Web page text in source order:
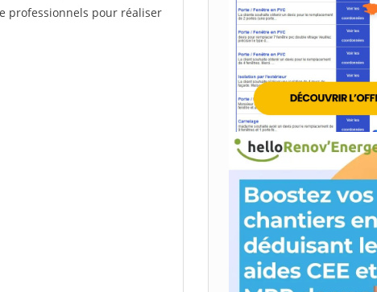
professionnels pour réaliser